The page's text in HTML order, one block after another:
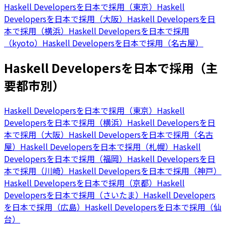
Haskell Developersを日本で採用（東京） Haskell
Developersを日本で採用（大阪） Haskell Developersを日
本で採用（横浜） Haskell Developersを日本で採用
（kyoto） Haskell Developersを日本で採用（名古屋）
Haskell Developersを日本で採用（主
要都市別）
Haskell Developersを日本で採用（東京） Haskell
Developersを日本で採用（横浜） Haskell Developersを日
本で採用（大阪） Haskell Developersを日本で採用（名古
屋） Haskell Developersを日本で採用（札幌） Haskell
Developersを日本で採用（福岡） Haskell Developersを日
本で採用（川崎） Haskell Developersを日本で採用（神戸）
Haskell Developersを日本で採用（京都） Haskell
Developersを日本で採用（さいたま） Haskell Developers
を日本で採用（広島） Haskell Developersを日本で採用（仙
台）